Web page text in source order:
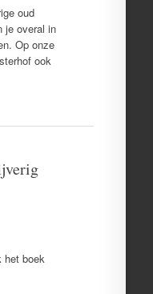
oud
je overal in
Op onze
ook
het boek